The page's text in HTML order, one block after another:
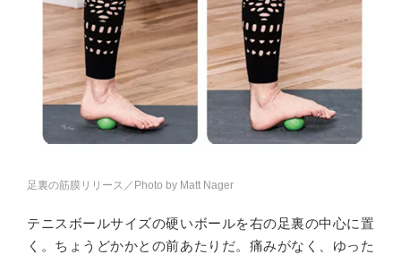
足裏の筋膜リリース／Photo by Matt Nager
テニスボールサイズの硬いボールを右の足裏の中心に置
く。ちょうどかかとの前あたりだ。痛みがなく、ゆった